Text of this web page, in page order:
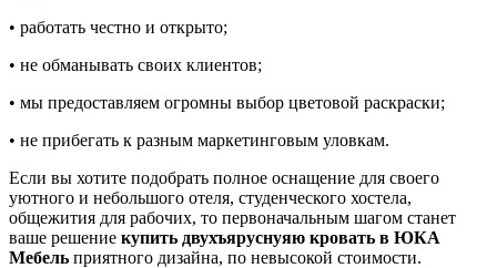
• работать честно и открыто;
• не обманывать своих клиентов;
• мы предоставляем огромны выбор цветовой раскраски;
• не прибегать к разным маркетинговым уловкам.
Если вы хотите подобрать полное оснащение для своего
уютного и небольшого отеля, студенческого хостела,
общежития для рабочих, то первоначальным шагом станет
ваше решение купить двухъяруснуяю кровать в ЮКА
Мебель приятного дизайна, по невысокой стоимости.